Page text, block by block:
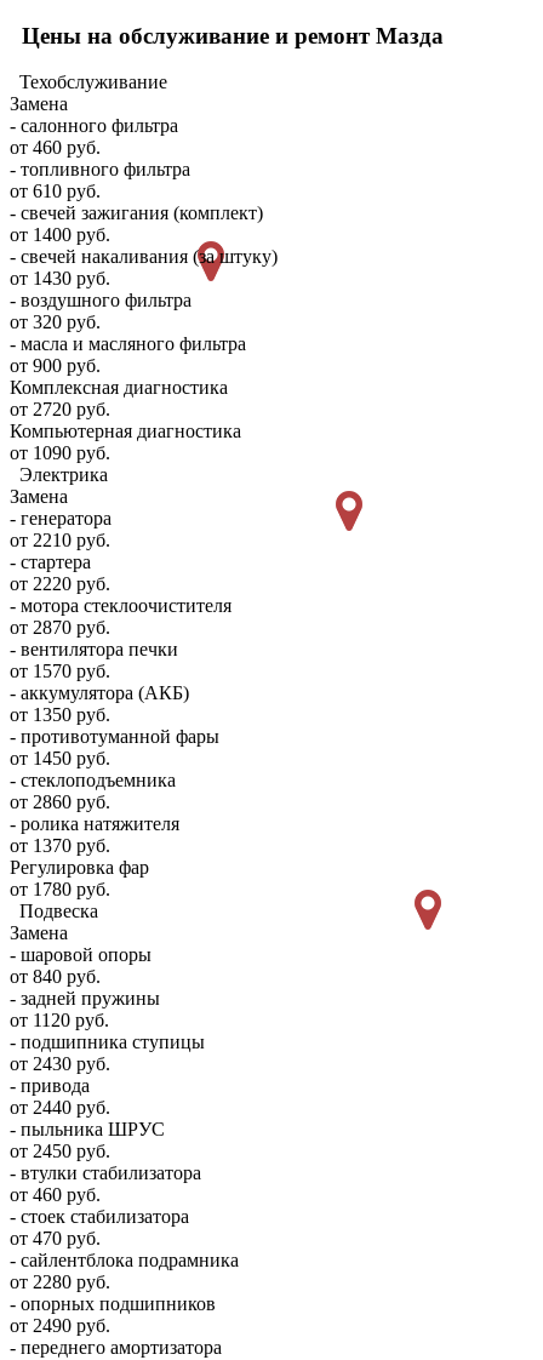
Цены на обслуживание и ремонт Мазда
Техобслуживание
Замена
- салонного фильтра
от 460 руб.
- топливного фильтра
от 610 руб.
- свечей зажигания (комплект)
от 1400 руб.
- свечей накаливания (за штуку)
от 1430 руб.
- воздушного фильтра
от 320 руб.
- масла и масляного фильтра
от 900 руб.
Комплексная диагностика
от 2720 руб.
Компьютерная диагностика
от 1090 руб.
Электрика
Замена
- генератора
от 2210 руб.
- стартера
от 2220 руб.
- мотора стеклоочистителя
от 2870 руб.
- вентилятора печки
от 1570 руб.
- аккумулятора (АКБ)
от 1350 руб.
- противотуманной фары
от 1450 руб.
- стеклоподъемника
от 2860 руб.
- ролика натяжителя
от 1370 руб.
Регулировка фар
от 1780 руб.
Подвеска
Замена
- шаровой опоры
от 840 руб.
- задней пружины
от 1120 руб.
- подшипника ступицы
от 2430 руб.
- привода
от 2440 руб.
- пыльника ШРУС
от 2450 руб.
- втулки стабилизатора
от 460 руб.
- стоек стабилизатора
от 470 руб.
- сайлентблока подрамника
от 2280 руб.
- опорных подшипников
от 2490 руб.
- переднего амортизатора